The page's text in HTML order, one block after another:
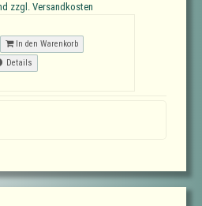
zzgl. Versandkosten
In den Warenkorb
Details